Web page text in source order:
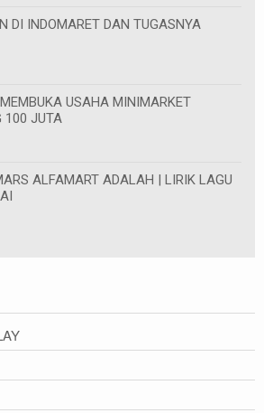
DI INDOMARET DAN TUGASNYA
USAHA MINIMARKET
100 JUTA
ALFAMART ADALAH | LIRIK LAGU